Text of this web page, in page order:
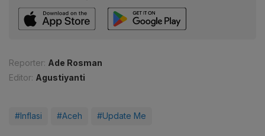
Reporter: Ade Rosman
Editor: Agustiyanti
#Inflasi #Aceh #Update Me